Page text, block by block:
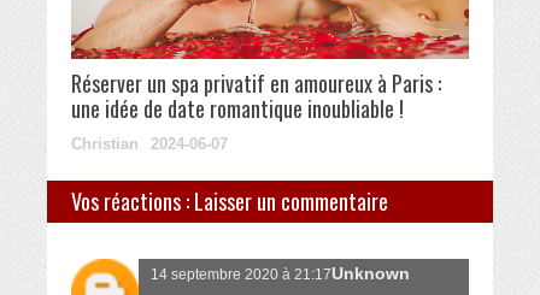
Réserver un spa privatif en amoureux à Paris :
une idée de date romantique inoubliable !
Christian 2024-06-07
Vos réactions : Laisser un commentaire
Unknown
14 septembre 2020 à 21:17